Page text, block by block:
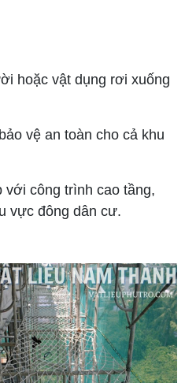
hoặc vật dụng rơi xuống
vệ an toàn cho cả khu
với công trình cao tầng,
vực đông dân cư.